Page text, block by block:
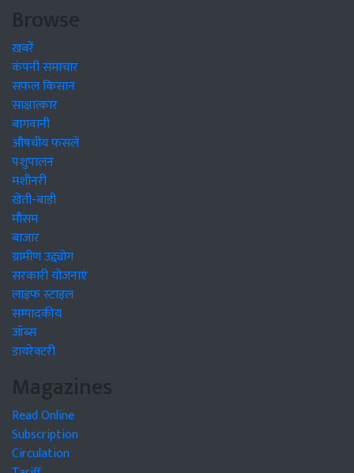
Browse
खबरें
कंपनी समाचार
सफल किसान
साक्षात्कार
बागवानी
औषधीय फसलें
पशुपालन
मशीनरी
खेती-बाड़ी
मौसम
बाजार
ग्रामीण उद्द्योग
सरकारी योजनाएं
लाइफ स्टाइल
सम्पादकीय
जॉब्स
डायरेक्टरी
Magazines
Read Online
Subscription
Circulation